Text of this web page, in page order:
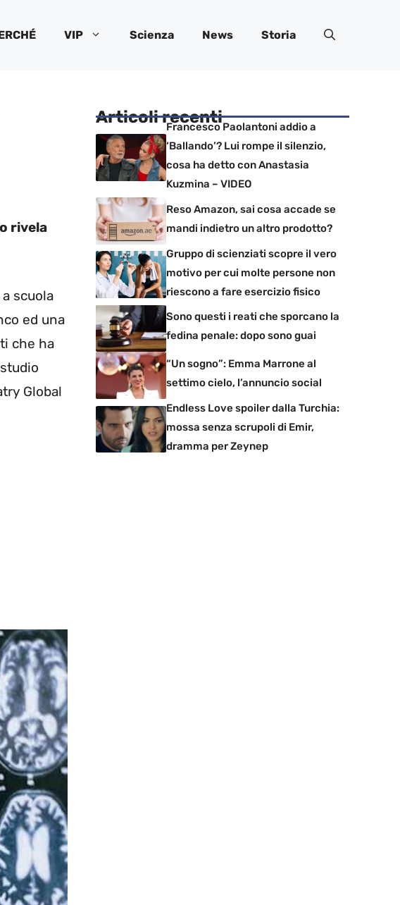
VIP Scienza News Storia
rivela
scuola
ed una
che ha
Global
Articoli recentiFrancesco Paolantoni addio a
‘Ballando’? Lui rompe il silenzio,
cosa ha detto con Anastasia
Kuzmina – VIDEO
Reso Amazon, sai cosa accade se
mandi indietro un altro prodotto?
Gruppo di scienziati scopre il vero
motivo per cui molte persone non
riescono a fare esercizio fisico
Sono questi i reati che sporcano la
fedina penale: dopo sono guai
“Un sogno”: Emma Marrone al
settimo cielo, l’annuncio social
Endless Love spoiler dalla Turchia:
mossa senza scrupoli di Emir,
dramma per Zeynep